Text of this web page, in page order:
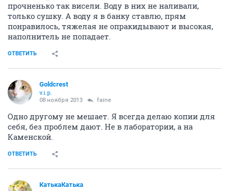
прочненько так висели. Воду в них не наливали,
только сушку. А воду я в банку ставлю, прям
понравилось, тяжелая не опракидывают и высокая,
наполнитель не попадает.
ОТВЕТИТЬ
Goldcrest
v.i.p.
08 ноября 2013 faine
Одно другому не мешает. Я всегда делаю копии для
себя, без проблем дают. Не в лаборатории, а на
Каменской.
ОТВЕТИТЬ
КатькаКатька